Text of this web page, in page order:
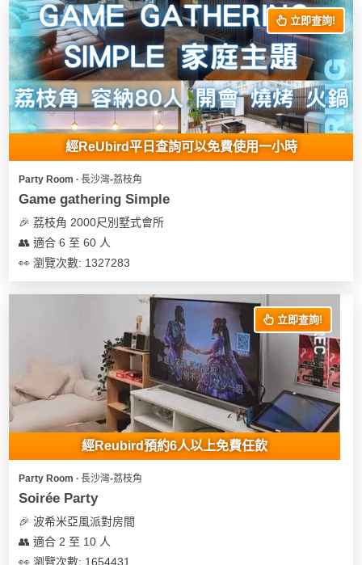
立即查詢!
經ReUbird平日查詢可以免費使用一小時
Party Room ∙ 長沙灣-荔枝角
Game gathering Simple
🎉 荔枝角 2000尺別墅式會所
👥 適合 6 至 60 人
👀 瀏覽次數: 1327283
立即查詢!
經Reubird預約6人以上免費任飲
Party Room ∙ 長沙灣-荔枝角
Soirée Party
🎉 波希米亞風派對房間
👥 適合 2 至 10 人
👀 瀏覽次數: 1654431